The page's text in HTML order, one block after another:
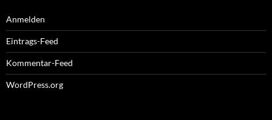
Anmelden
Eintrags-Feed
Kommentar-Feed
WordPress.org